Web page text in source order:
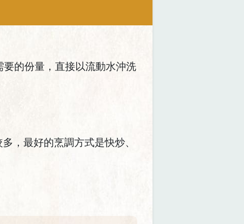
的份量，直接以流動水沖洗
，最好的烹調方式是快炒、